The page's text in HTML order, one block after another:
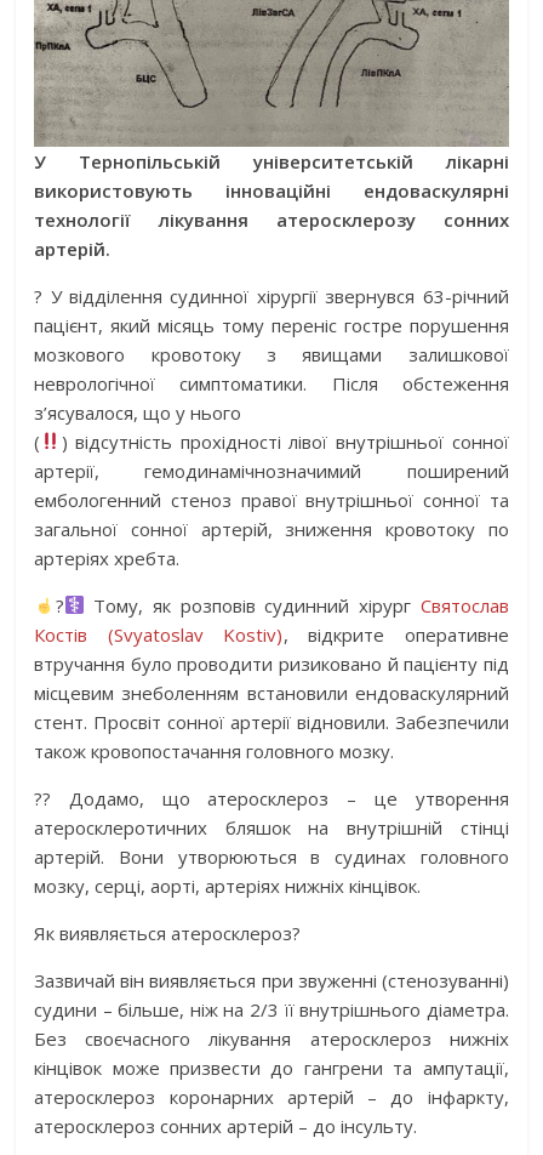
У Тернопільській університетській лікарні
використовують інноваційні ендоваскулярні
технології лікування атеросклерозу сонних
артерій.
? У відділення судинної хірургії звернувся 63-річний
пацієнт, який місяць тому переніс гостре порушення
мозкового кровотоку з явищами залишкової
неврологічної симптоматики. Після обстеження
з’ясувалося, що у нього
(
) відсутність прохідності лівої внутрішньої сонної
артерії, гемодинамічнозначимий поширений
ембологенний стеноз правої внутрішньої сонної та
загальної сонної артерій, зниження кровотоку по
артеріях хребта.
?‍
Тому, як розповів судинний хірург Святослав
Костів (Svyatoslav Kostiv), відкрите оперативне
втручання було проводити ризиковано й пацієнту під
місцевим знеболенням встановили ендоваскулярний
стент. Просвіт сонної артерії відновили. Забезпечили
також кровопостачання головного мозку.
?? Додамо, що атеросклероз – це утворення
атеросклеротичних бляшок на внутрішній стінці
артерій. Вони утворюються в судинах головного
мозку, серці, аорті, артеріях нижніх кінцівок.
Як виявляється атеросклероз?
Зазвичай він виявляється при звуженні (стенозуванні)
судини – більше, ніж на 2/3 її внутрішнього діаметра.
Без своєчасного лікування атеросклероз нижніх
кінцівок може призвести до гангрени та ампутації,
атеросклероз коронарних артерій – до інфаркту,
атеросклероз сонних артерій – до інсульту.